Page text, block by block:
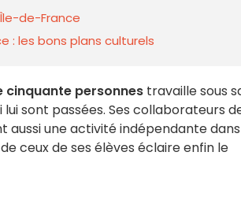
de-France
: les bons plans culturels
cinquante personnes travaille sous
sont passées. Ses collaborateurs
aussi une activité indépendante dans
ceux de ses élèves éclaire enfin le